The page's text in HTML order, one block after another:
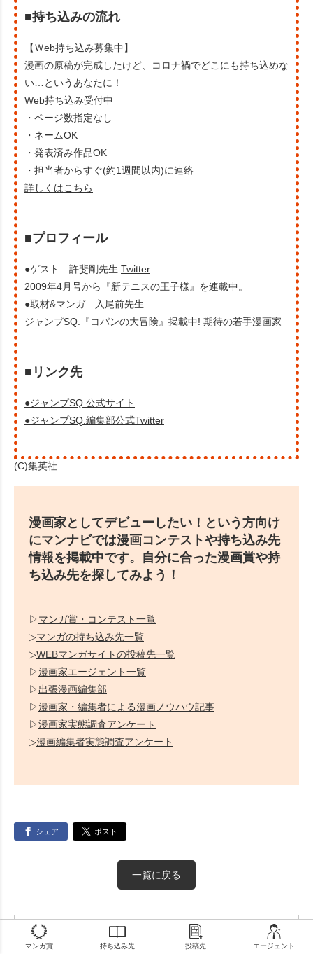
■持ち込みの流れ
【Ｗeb持ち込み募集中】
漫画の原稿が完成したけど、コロナ禍でどこにも持ち込めな
い…というあなたに！
Web持ち込み受付中
・ページ数指定なし
・ネームOK
・発表済み作品OK
・担当者からすぐ(約1週間以内)に連絡
詳しくはこちら
■プロフィール
●ゲスト 許斐剛先生 Twitter
2009年4月号から『新テニスの王子様』を連載中。
●取材&マンガ 入尾前先生
ジャンプSQ.『コパンの大冒険』掲載中! 期待の若手漫画家
■リンク先
●ジャンプSQ.公式サイト
●ジャンプSQ.編集部公式Twitter
(C)集英社
漫画家としてデビューしたい！という方向け
にマンナビでは漫画コンテストや持ち込み先
情報を掲載中です。自分に合った漫画賞や持
ち込み先を探してみよう！
▷ マンガ賞・コンテスト一覧
▷マンガの持ち込み先一覧
▷WEBマンガサイトの投稿先一覧
▷漫画家エージェント一覧
▷ 出張漫画編集部
▷漫画家・編集者による漫画ノウハウ記事
▷漫画家実態調査アンケート
▷漫画編集者実態調査アンケート
シェア ポスト
一覧に戻る
マンガ賞から探す 持ち込み先から探す 投稿先から探す エージェントから